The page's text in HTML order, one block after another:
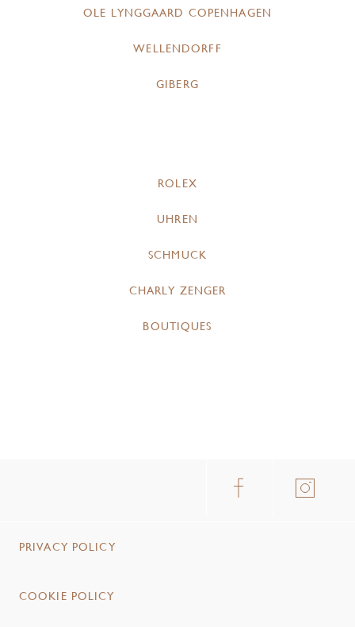
OLE LYNGGAARD COPENHAGEN
WELLENDORFF
GIBERG
ROLEX
UHREN
SCHMUCK
CHARLY ZENGER
BOUTIQUES
PRIVACY POLICY
COOKIE POLICY